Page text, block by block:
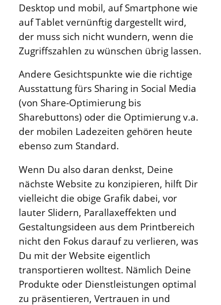
Desktop und mobil, auf Smartphone wie
auf Tablet vernünftig dargestellt wird,
der muss sich nicht wundern, wenn die
Zugriffszahlen zu wünschen übrig lassen.
Andere Gesichtspunkte wie die richtige
Ausstattung fürs Sharing in Social Media
(von Share-Optimierung bis
Sharebuttons) oder die Optimierung v.a.
der mobilen Ladezeiten gehören heute
ebenso zum Standard.
Wenn Du also daran denkst, Deine
nächste Website zu konzipieren, hilft Dir
vielleicht die obige Grafik dabei, vor
lauter Slidern, Parallaxeffekten und
Gestaltungsideen aus dem Printbereich
nicht den Fokus darauf zu verlieren, was
Du mit der Website eigentlich
transportieren wolltest. Nämlich Deine
Produkte oder Dienstleistungen optimal
zu präsentieren, Vertrauen in und